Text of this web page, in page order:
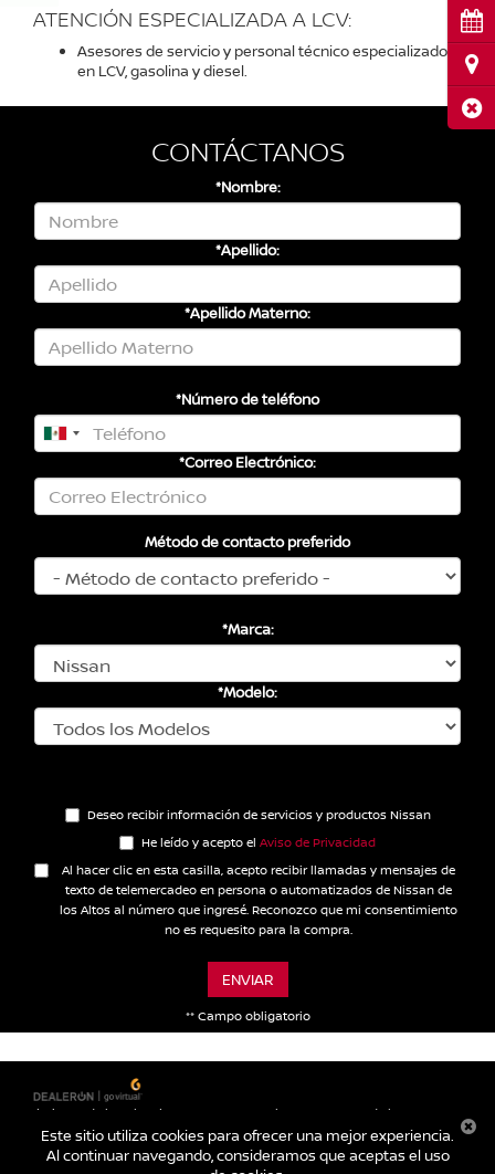
ATENCIÓN ESPECIALIZADA A LCV:
Asesores de servicio y personal técnico especializado
en LCV, gasolina y diesel.
CONTÁCTANOS
*Nombre:
*Apellido:
*Apellido Materno:
*Número de teléfono
*Correo Electrónico:
Método de contacto preferido
*Marca:
*Modelo:
Deseo recibir información de servicios y productos Nissan
He leído y acepto el Aviso de Privacidad
Al hacer clic en esta casilla, acepto recibir llamadas y mensajes de
texto de telemercadeo en persona o automatizados de Nissan de
los Altos al número que ingresé. Reconozco que mi consentimiento
no es requesito para la compra.
ENVIAR
** Campo obligatorio
| Nissan de los Altos | Carretera a Lagos km. 2,
San Juan de los
Lagos, Jalisco,México47030 | Autos nuevos: 395-785-
1000 |Contáctanos |Aviso de Privacidad|Mapa del sitio
Este sitio utiliza cookies para ofrecer una mejor experiencia.
Al continuar navegando, consideramos que aceptas el uso